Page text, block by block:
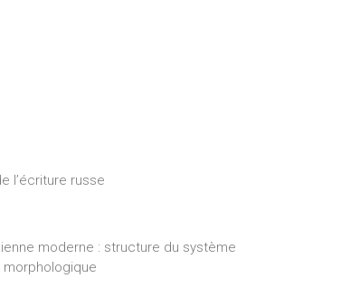
l’écriture russe
moderne : structure du système